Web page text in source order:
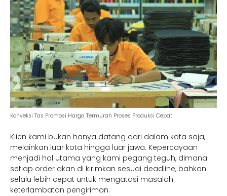
Konveksi Tas Promosi Harga Termurah Proses Produksi Cepat
Klien kami bukan hanya datang dari dalam kota saja,
melainkan luar kota hingga luar jawa. Kepercayaan
menjadi hal utama yang kami pegang teguh, dimana
setiap order akan di kirimkan sesuai deadline, bahkan
selalu lebih cepat untuk mengatasi masalah
keterlambatan pengiriman.